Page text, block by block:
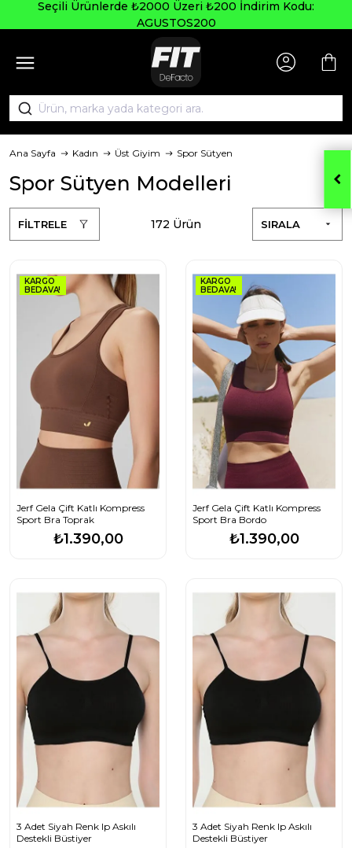
Seçili Ürünlerde ₺2000 Üzeri ₺200 İndirim Kodu:
AGUSTOS200
Ana Sayfa Kadın Üst Giyim Spor Sütyen
Spor Sütyen Modelleri
FİLTRELE SIRALA
172 Ürün
KARGO
BEDAVA!
Jerf Gela Çift Katlı Kompress
Sport Bra Toprak
₺1.390,00
KARGO
BEDAVA!
Jerf Gela Çift Katlı Kompress
Sport Bra Bordo
₺1.390,00
3 Adet Siyah Renk Ip Askılı
Destekli Büstiyer
3 Adet Siyah Renk Ip Askılı
Destekli Büstiyer